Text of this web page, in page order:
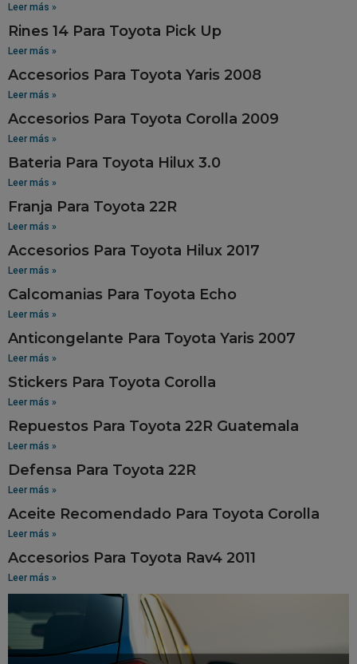
Leer más »
Rines 14 Para Toyota Pick Up
Leer más »
Accesorios Para Toyota Yaris 2008
Leer más »
Accesorios Para Toyota Corolla 2009
Leer más »
Bateria Para Toyota Hilux 3.0
Leer más »
Franja Para Toyota 22R
Leer más »
Accesorios Para Toyota Hilux 2017
Leer más »
Calcomanias Para Toyota Echo
Leer más »
Anticongelante Para Toyota Yaris 2007
Leer más »
Stickers Para Toyota Corolla
Leer más »
Repuestos Para Toyota 22R Guatemala
Leer más »
Defensa Para Toyota 22R
Leer más »
Aceite Recomendado Para Toyota Corolla
Leer más »
Accesorios Para Toyota Rav4 2011
Leer más »